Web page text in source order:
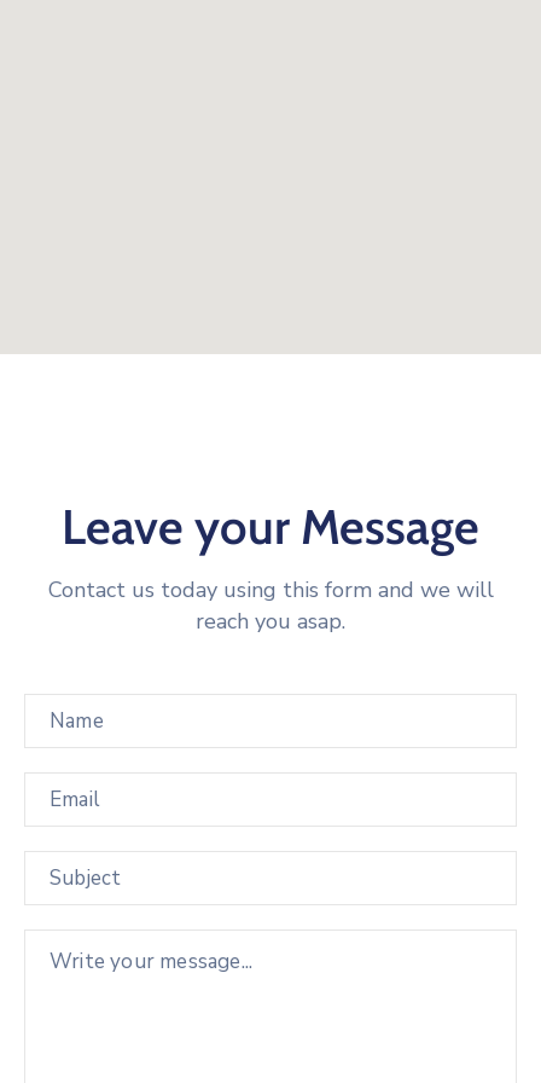
Leave your Message
Contact us today using this form and we will
reach you asap.